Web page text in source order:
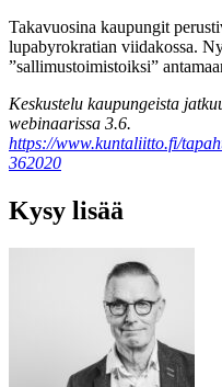
Takavuosina kaupungit
lupabyrokratian viidakossa.
”sallimustoimistoiksi”
Keskustelu kaupungeista
webinaarissa 3.6.
https://www.kuntaliitto.fi/
362020
Kysy lisää